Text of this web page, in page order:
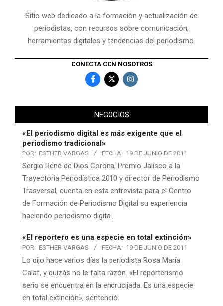
Sitio web dedicado a la formación y actualización de
periodistas, con recursos sobre comunicación,
herramientas digitales y tendencias del periodismo.
CONECTA CON NOSOTROS
NEGOCIOS
«El periodismo digital es más exigente que el
periodismo tradicional»
POR: ESTHER VARGAS FECHA: 19 DE JUNIO DE 2011
Sergio René de Dios Corona, Premio Jalisco a la
Trayectoria Periodística 2010 y director de Periodismo
Trasversal, cuenta en esta entrevista para el Centro
de Formación de Periodismo Digital su experiencia
haciendo periodismo digital.
«El reportero es una especie en total extinción»
POR: ESTHER VARGAS FECHA: 19 DE JUNIO DE 2011
Lo dijo hace varios días la periodista Rosa María
Calaf, y quizás no le falta razón. «El reporterismo
serio se encuentra en la encrucijada. Es una especie
en total extinción», sentenció.